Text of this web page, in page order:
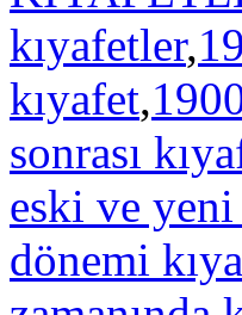
kıyafetler,
kıyafet,
sonrası
eski ve
dönemi